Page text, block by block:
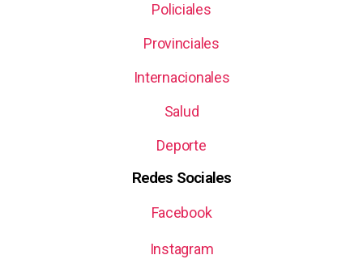
Policiales
Provinciales
Internacionales
Salud
Deporte
Redes Sociales
Facebook
Instagram